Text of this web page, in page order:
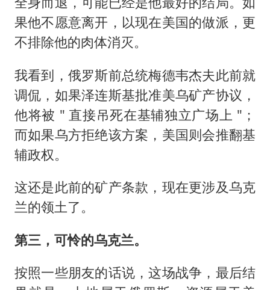
果他不愿意离开，以现在美国的做派，更
不排除他的肉体消灭。
我看到，俄罗斯前总统梅德韦杰夫此前就
调侃，如果泽连斯基批准美乌矿产协议，
他将被 " 直接吊死在基辅独立广场上 "；
而如果乌方拒绝该方案，美国则会推翻基
辅政权。
这还是此前的矿产条款，现在更涉及乌克
兰的领土了。
第三，可怜的乌克兰。
按照一些朋友的话说，这场战争，最后结